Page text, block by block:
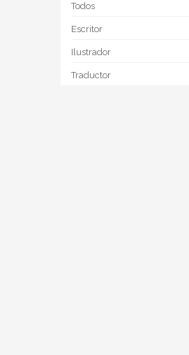
Todos
Escritor
Ilustrador
Traductor